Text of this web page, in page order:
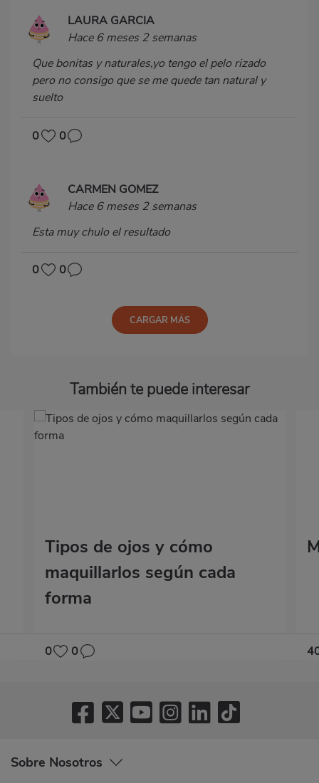
LAURA GARCIA
Hace 6 meses 2 semanas
Que bonitas y naturales,yo tengo el pelo rizado
pero no consigo que se me quede tan natural y
suelto
0 0
CARMEN GOMEZ
Hace 6 meses 2 semanas
Esta muy chulo el resultado
0 0
CARGAR MÁS
También te puede interesar
Tipos de ojos y cómo
maquillarlos según cada
forma
0 0
Sobre Nosotros